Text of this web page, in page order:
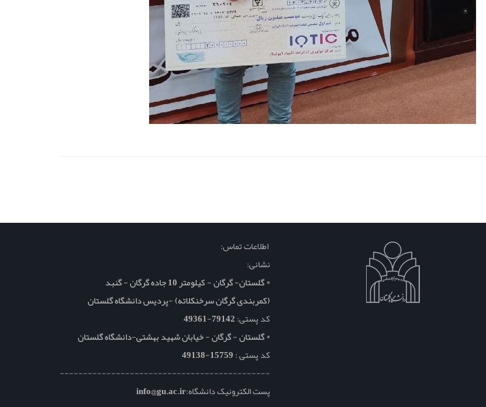
اطلاعات تماس:
نشانی:
* گلستان- گرگان - کیلومتر 10 جاده گرگان - گنبد
(کمربندی گرگان سرخنکلاته) -پردیس دانشگاه گلستان
کد پستی:79142-49361
* گلستان - گرگان - خیابان شهید بهشتی-دانشگاه گلستان
کد پستی :15759-49138
---------------------------------------------
پست الکترونیک دانشگاه:info@gu.ac.ir